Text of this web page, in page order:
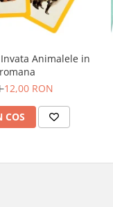
Animalele in
12,00 RON
COS